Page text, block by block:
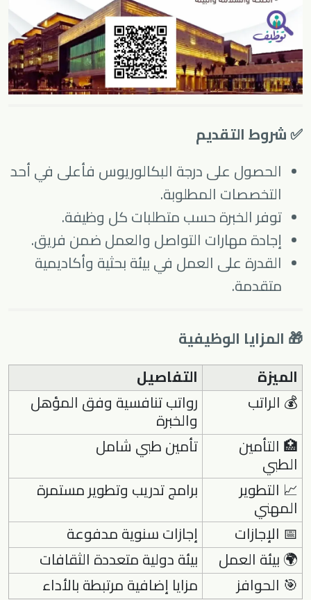
✅ شروط التقديم
الحصول على درجة البكالوريوس فأعلى في أحد
التخصصات المطلوبة.
توفر الخبرة حسب متطلبات كل وظيفة.
إجادة مهارات التواصل والعمل ضمن فريق.
القدرة على العمل في بيئة بحثية وأكاديمية
متقدمة.
🎁 المزايا الوظيفية
الميزة
التفاصيل
💰 الراتب
رواتب تنافسية وفق المؤهل
والخبرة
🏥 التأمين
الطبي
تأمين طبي شامل
📈 التطوير
المهني
برامج تدريب وتطوير مستمرة
📅 الإجازات
إجازات سنوية مدفوعة
🌍 بيئة العمل
بيئة دولية متعددة الثقافات
🎯 الحوافز
مزايا إضافية مرتبطة بالأداء